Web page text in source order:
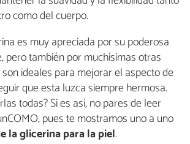
como del cuerpo.
es muy apreciada por su poderosa
pero también por muchísimas otras
ideales para mejorar el aspecto de
que esta luzca siempre hermosa.
todas? Si es así, no pares de leer
pues te mostramos uno a uno
la glicerina para la piel.